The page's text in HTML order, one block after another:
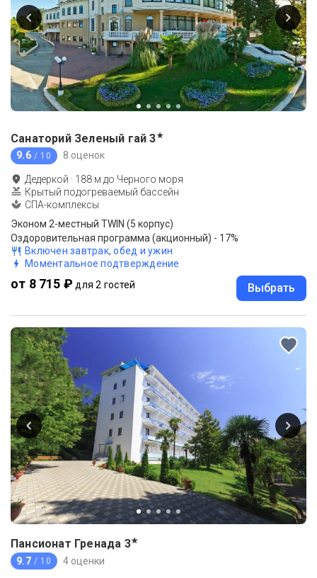
Санаторий Зеленый гай 3★
9.6 / 10 8 оценок
Дедеркой · 188 м до Черного моря
Крытый подогреваемый бассейн
СПА-комплексы
Эконом 2-местный TWIN (5 корпус)
Оздоровительная программа (акционный) - 17%
Включен завтрак, обед и ужин
Моментальное подтверждение
от 8 715 ₽ для 2 гостей Выбрать
Пансионат Гренада 3★
9.7 / 10 4 оценки